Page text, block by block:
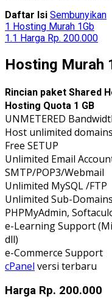
Daftar Isi Sembunyikan
1 Hosting Murah 1Gb
1.1 Harga Rp. 200.000
Hosting Murah
Rincian paket Shared
Hosting Quota 1 GB
UNMETERED
Host unlimited domains
Free SETUP
Unlimited Email
SMTP/POP3/Webmail
Unlimited MySQL /FTP
Unlimited Sub-Domains
PHPMyAdmin,
e-Learning Support
dll)
e-Commerce Support
cPanel versi terbaru
Harga Rp. 200.000